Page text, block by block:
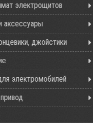
электрощитов
джойстики
электромобилей